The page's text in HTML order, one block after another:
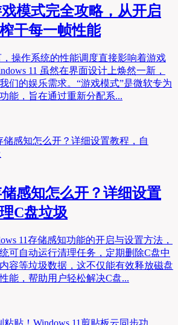
模式完全攻略，从开启
干每一帧性能
操作系统的性能调度直接影响着游戏
11 虽然在界面设计上焕然一新，
们的娱乐需求。“游戏模式”是微软专为
能，旨在通过重新分配系...
感知怎么开？详细设置
C盘垃圾
11存储感知功能的开启与设置方法，
可自动运行清理任务，定期删除C盘中
容等垃圾数据，这不仅能有效释放磁盘
能，帮助用户轻松解决C盘...